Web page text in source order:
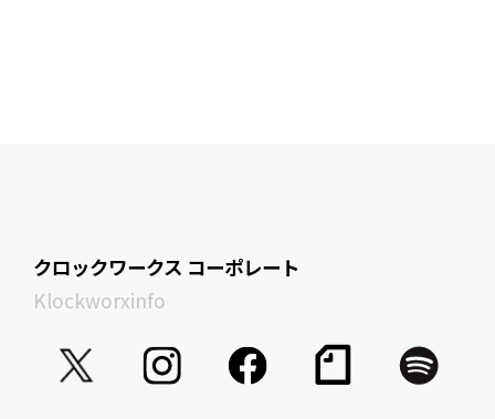
クロックワークス コーポレート
Klockworxinfo